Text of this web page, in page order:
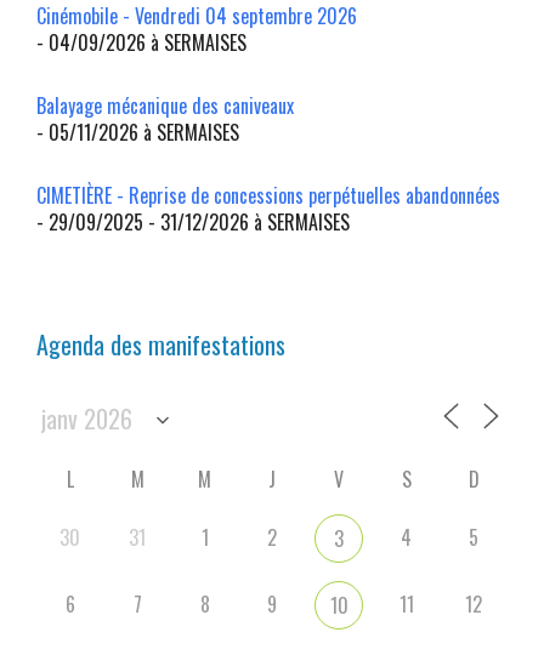
Cinémobile - Vendredi 04 septembre 2026
- 04/09/2026 à SERMAISES
Balayage mécanique des caniveaux
- 05/11/2026 à SERMAISES
CIMETIÈRE - Reprise de concessions perpétuelles abandonnées
- 29/09/2025 - 31/12/2026 à SERMAISES
Agenda des manifestations
L M M J V S
D
30
31 1 2 3 4 5
6 7 8 9 10 11 12